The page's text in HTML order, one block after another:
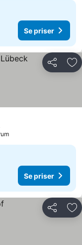
Se priser
Del
Se priser
Del